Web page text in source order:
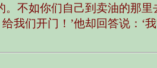
不如你们自己到卖油的那
我们开门！’他却回答说：‘